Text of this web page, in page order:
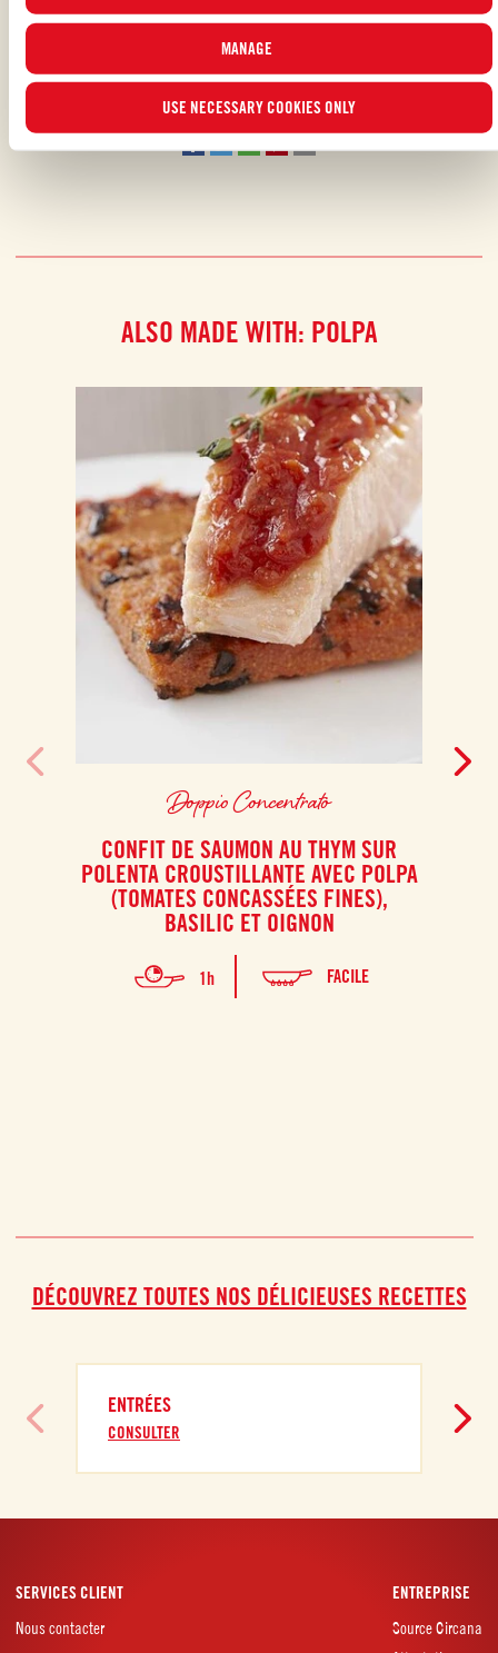
MANAGE
USE NECESSARY COOKIES ONLY
Avez-vous aimé la recette?
REVIEW AND SHARE WITH YOUR FRIENDS
ALSO MADE WITH: POLPA
Doppio Concentrato
CONFIT DE SAUMON AU THYM SUR
POLENTA CROUSTILLANTE AVEC POLPA
(TOMATES CONCASSÉES FINES),
BASILIC ET OIGNON
1h FACILE
DÉCOUVREZ TOUTES NOS DÉLICIEUSES RECETTES
ENTRÉES
CONSULTER
SERVICES CLIENT
Nous contacter
ENTREPRISE
Source Circana